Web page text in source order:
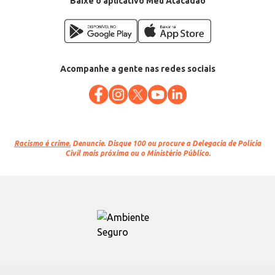
Acompanhe a gente nas redes sociais
Racismo é crime. Denuncie. Disque 100 ou procure a Delegacia de Polícia
Civil mais próxima ou o Ministério Público.